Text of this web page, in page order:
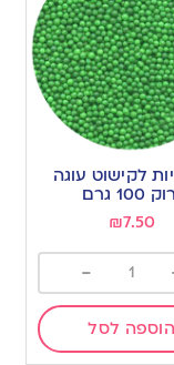
לקישוט עוגה
100 גרם
₪7.50
-
הוספה לסל